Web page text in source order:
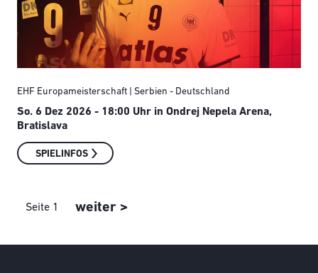
EHF Europameisterschaft | Serbien - Deutschland
So. 6 Dez 2026 - 18:00 Uhr in Ondrej Nepela Arena,
Bratislava
SPIELINFOS
Seitennummerierung
Seite 1 Nächste Seite
weiter >